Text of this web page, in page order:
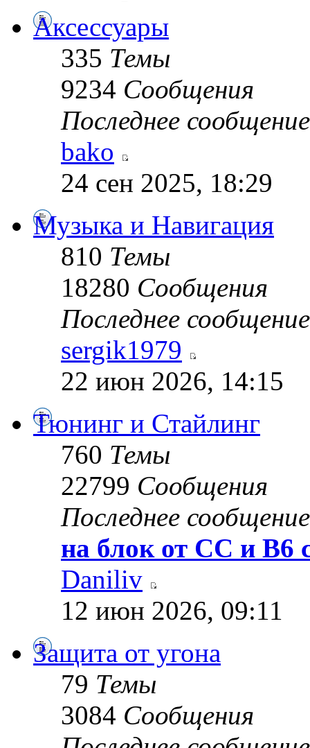
Аксессуары
335 Темы
9234 Сообщения
Последнее сообщение
bako
24 сен 2025, 18:29
Музыка и Навигация
810 Темы
18280 Сообщения
Последнее сообщение
sergik1979
22 июн 2026, 14:15
Тюнинг и Стайлинг
760 Темы
22799 Сообщения
Последнее сообщение
на блок от CC и B6
Daniliv
12 июн 2026, 09:11
Защита от угона
79 Темы
3084 Сообщения